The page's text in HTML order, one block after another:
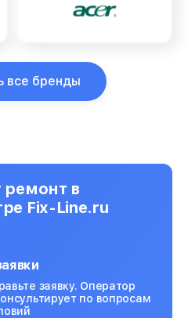
все бренды
ремонт в
Fix-Line.ru
заявку. Оператор
по вопросам